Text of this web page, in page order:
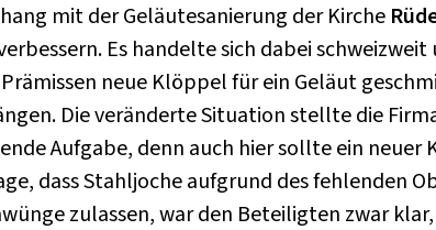
mit der Geläutesanierung der Kirche
Es handelte sich dabei
neue Klöppel für ein Geläut
Die veränderte Situation stellte die
Aufgabe, denn auch hier sollte ein
dass Stahljoche aufgrund des fehlenden
zulassen, war den Beteiligten zwar